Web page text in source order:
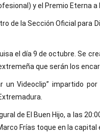
y el Premio Eterna
de la Sección Oficial para
el día 9 de octubre. Se
que serán los
un Videoclip” impartido
de El Buen Hijo, a las
Frías toque en la capital